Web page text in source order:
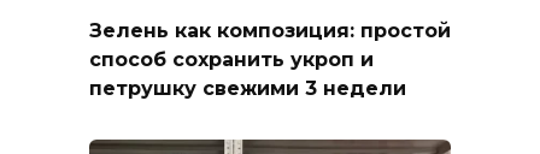
Зелень как композиция: простой
способ сохранить укроп и
петрушку свежими 3 недели